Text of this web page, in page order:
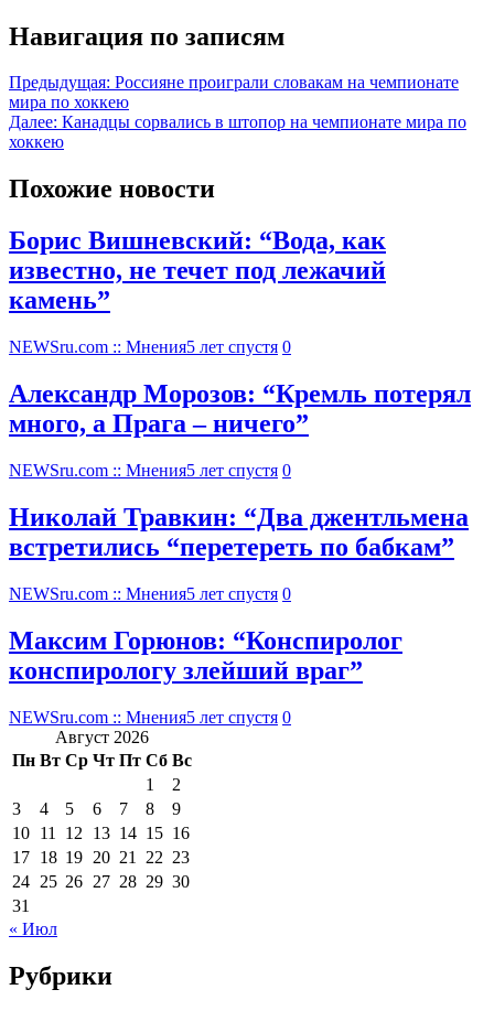
Навигация по записям
Предыдущая: Россияне проиграли словакам на чемпионате
мира по хоккею
Далее: Канадцы сорвались в штопор на чемпионате мира по
хоккею
Похожие новости
Борис Вишневский: “Вода, как
известно, не течет под лежачий
камень”
NEWSru.com :: Мнения5 лет спустя 0
Александр Морозов: “Кремль потерял
много, а Прага – ничего”
NEWSru.com :: Мнения5 лет спустя 0
Николай Травкин: “Два джентльмена
встретились “перетереть по бабкам”
NEWSru.com :: Мнения5 лет спустя 0
Максим Горюнов: “Конспиролог
конспирологу злейший враг”
NEWSru.com :: Мнения5 лет спустя 0
Август 2026
Пн Вт Ср Чт Пт Сб Вс
1
2
3
4 5 6 7 8
9
10 11 12 13 14 15 16
17 18 19 20 21 22 23
24 25 26 27 28 29 30
31
« Июл
Рубрики